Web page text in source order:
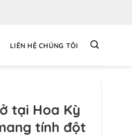
LIÊN HỆ CHÚNG TÔI
tại Hoa Kỳ
tính đột